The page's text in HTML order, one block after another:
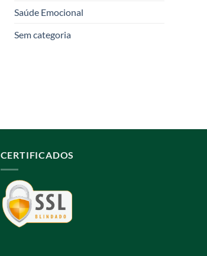
Saúde Emocional
Sem categoria
CERTIFICADOS